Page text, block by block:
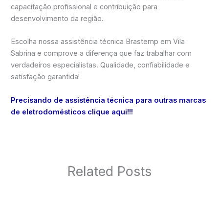
capacitação profissional e contribuição para
desenvolvimento da região.
Escolha nossa assistência técnica Brastemp em Vila
Sabrina e comprove a diferença que faz trabalhar com
verdadeiros especialistas. Qualidade, confiabilidade e
satisfação garantida!
Precisando de assistência técnica para outras marcas
de eletrodomésticos clique aqui!!!
Related Posts